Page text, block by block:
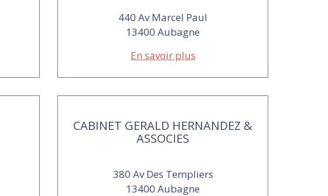
440 Av Marcel Paul
13400 Aubagne
En savoir plus
CABINET GERALD HERNANDEZ &
ASSOCIES
380 Av Des Templiers
13400 Aubagne